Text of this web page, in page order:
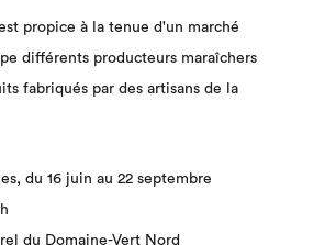
propice à la tenue d'un marché
différents producteurs maraîchers
fabriqués par des artisans de la
du 16 juin au 22 septembre
du Domaine-Vert Nord